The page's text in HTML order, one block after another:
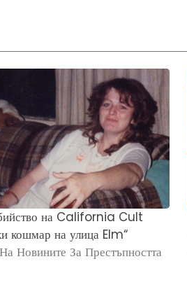
на California Cult
кошмар на улица Elm“
Новините За Престъпността